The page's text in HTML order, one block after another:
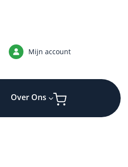
Mijn account
Over Ons